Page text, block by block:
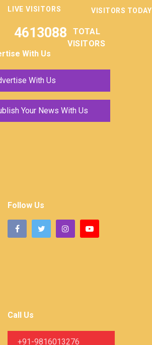
LIVE VISITORS VISITORS TODAY
4613088
TOTAL
VISITORS
With Us
With Us
Your News With Us
Follow Us
Call Us
+91-9816013276